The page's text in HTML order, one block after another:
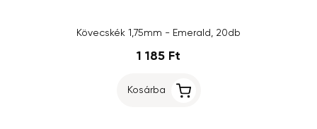
Kövecskék 1,75mm - Emerald, 20db
1 185 Ft
Kosárba